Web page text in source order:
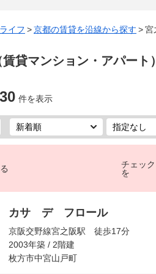
イフ >京都の賃貸を沿線から探す >宮
貸マンション・アパート
件を表示
チェッ
を
カサ デ フロール
京阪交野線宮之阪駅 徒歩17分
2003年築 / 2階建
枚方市中宮山戸町